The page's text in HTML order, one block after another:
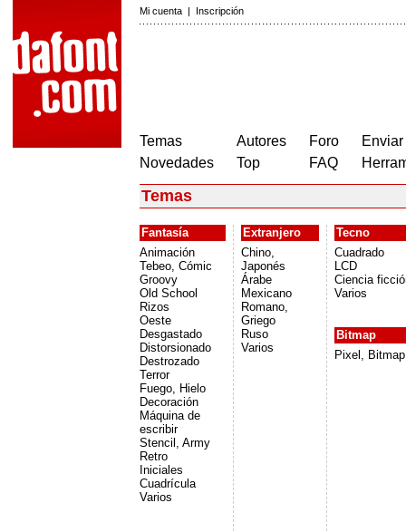
Mi cuenta | Inscripción
Temas
Novedades
Autores
Top
Foro
FAQ
Temas
Fantasía
Animación
Tebeo, Cómic
Groovy
Old School
Rizos
Oeste
Desgastado
Distorsionado
Destrozado
Terror
Fuego, Hielo
Decoración
Máquina de
escribir
Stencil, Army
Retro
Iniciales
Cuadrícula
Varios
Extranjero
Chino,
Japonés
Árabe
Mexicano
Romano,
Griego
Ruso
Varios
Tecno
Cuadrado
LCD
Ciencia
Varios
Bitmap
Pixel, Bitmap